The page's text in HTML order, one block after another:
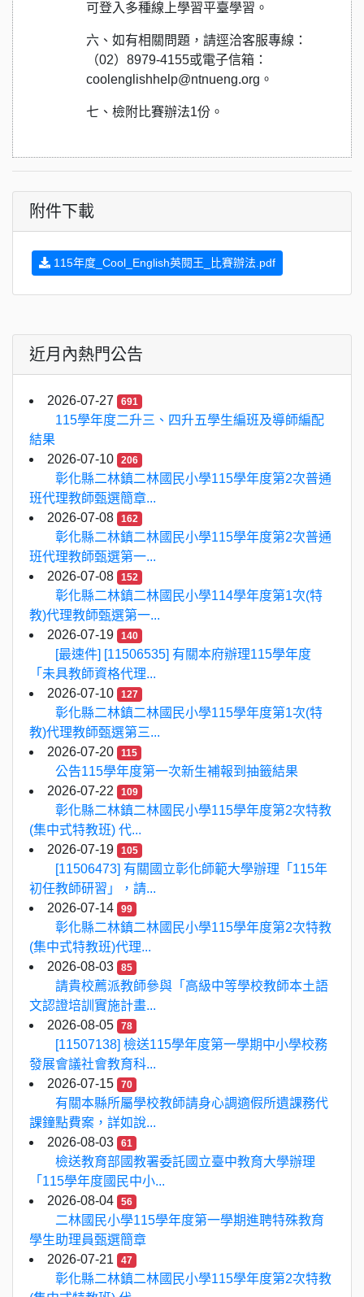
可登入多種線上學習平臺學習。
六、如有相關問題，請逕洽客服專線：
（02）8979-4155或電子信箱：
coolenglishhelp@ntnueng.org。
七、檢附比賽辦法1份。
附件下載
115年度_Cool_English英閱王_比賽辦法.pdf
近月內熱門公告
2026-07-27 691
115學年度二升三、四升五學生編班及導師編配
結果
2026-07-10
206
彰化縣二林鎮二林國民小學115學年度第2次普通
班代理教師甄選簡章...
2026-07-08
162
彰化縣二林鎮二林國民小學115學年度第2次普通
班代理教師甄選第一...
2026-07-08
152
彰化縣二林鎮二林國民小學114學年度第1次(特
教)代理教師甄選第一...
2026-07-19
140
[最速件] [11506535] 有關本府辦理115學年度
「未具教師資格代理...
2026-07-10
127
彰化縣二林鎮二林國民小學115學年度第1次(特
教)代理教師甄選第三...
2026-07-20
115
公告115學年度第一次新生補報到抽籤結果
2026-07-22
109
彰化縣二林鎮二林國民小學115學年度第2次特教
(集中式特教班) 代...
2026-07-19
105
[11506473] 有關國立彰化師範大學辦理「115年
初任教師研習」，請...
2026-07-14
99
彰化縣二林鎮二林國民小學115學年度第2次特教
(集中式特教班)代理...
2026-08-03
85
請貴校薦派教師參與「高級中等學校教師本土語
文認證培訓實施計畫...
2026-08-05
78
[11507138] 檢送115學年度第一學期中小學校務
發展會議社會教育科...
2026-07-15
70
有關本縣所屬學校教師請身心調適假所遺課務代
課鐘點費案，詳如說...
2026-08-03
61
檢送教育部國教署委託國立臺中教育大學辦理
「115學年度國民中小...
2026-08-04
56
二林國民小學115學年度第一學期進聘特殊教育
學生助理員甄選簡章
2026-07-21
47
彰化縣二林鎮二林國民小學115學年度第2次特教